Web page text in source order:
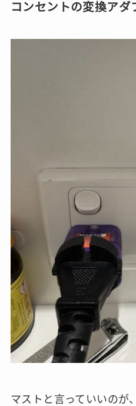
コンセントの変換アダ
マストと言っていいのが